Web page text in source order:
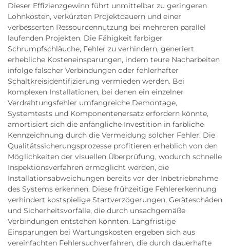
Dieser Effizienzgewinn führt unmittelbar zu geringeren
Lohnkosten, verkürzten Projektdauern und einer
verbesserten Ressourcennutzung bei mehreren parallel
laufenden Projekten. Die Fähigkeit farbiger
Schrumpfschläuche, Fehler zu verhindern, generiert
erhebliche Kosteneinsparungen, indem teure Nacharbeiten
infolge falscher Verbindungen oder fehlerhafter
Schaltkreisidentifizierung vermieden werden. Bei
komplexen Installationen, bei denen ein einzelner
Verdrahtungsfehler umfangreiche Demontage,
Systemtests und Komponentenersatz erfordern könnte,
amortisiert sich die anfängliche Investition in farbliche
Kennzeichnung durch die Vermeidung solcher Fehler. Die
Qualitätssicherungsprozesse profitieren erheblich von den
Möglichkeiten der visuellen Überprüfung, wodurch schnelle
Inspektionsverfahren ermöglicht werden, die
Installationsabweichungen bereits vor der Inbetriebnahme
des Systems erkennen. Diese frühzeitige Fehlererkennung
verhindert kostspielige Startverzögerungen, Geräteschäden
und Sicherheitsvorfälle, die durch unsachgemäße
Verbindungen entstehen könnten. Langfristige
Einsparungen bei Wartungskosten ergeben sich aus
vereinfachten Fehlersuchverfahren, die durch dauerhafte